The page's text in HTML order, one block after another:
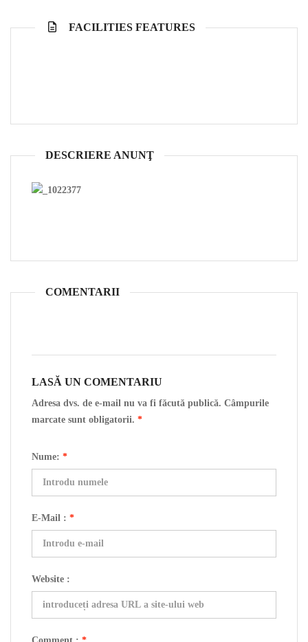
FACILITIES FEATURES
DESCRIERE ANUNŢ
COMENTARII
LASĂ UN COMENTARIU
Adresa dvs. de e-mail nu va fi făcută publică. Câmpurile
marcate sunt obligatorii. *
Nume: *
E-Mail : *
Website :